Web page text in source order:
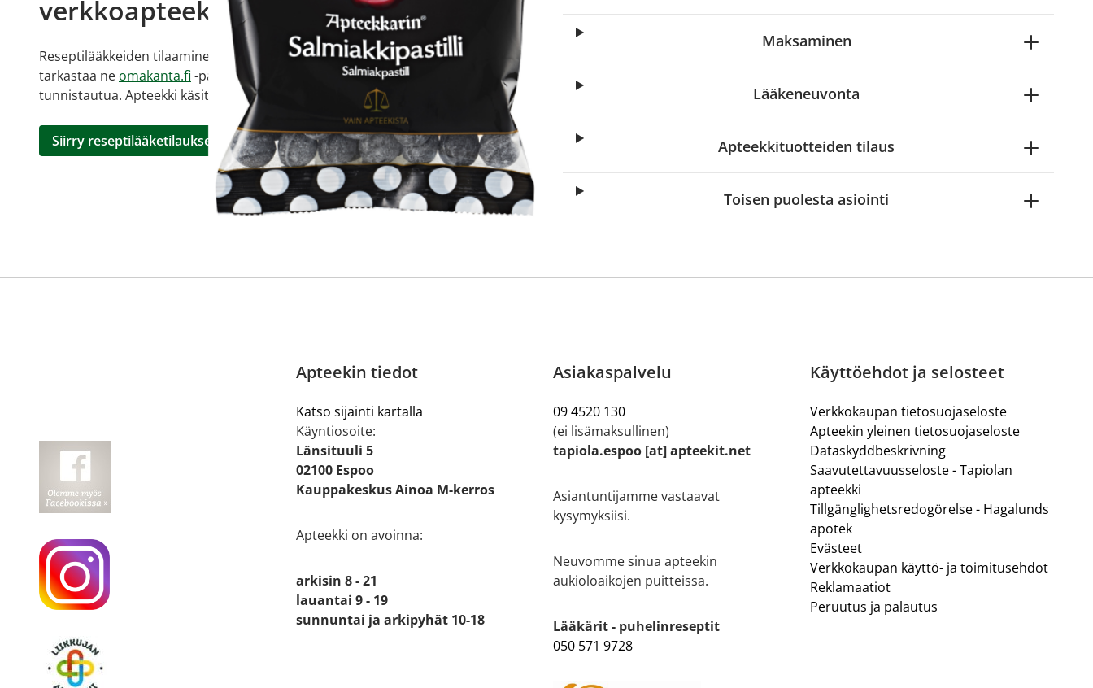
verkkoapteekista?
Reseptilääkkeiden tilaaminen edellyttää voimassa olevaa reseptiä, ja voit
tarkastaa ne omakanta.fi -palvelusta. Tilausta varten sinun pitää ensin
tunnistautua. Apteekki käsittelee tilauksesi, jonka jälkeen voit maksaa ostoksesi.
Siirry reseptilääketilaukseen
Maksaminen
Lääkeneuvonta
Apteekkituotteiden tilaus
Toisen puolesta asiointi
Apteekin tiedot
Katso sijainti kartalla
Käyntiosoite:
Länsituuli 5
02100 Espoo
Kauppakeskus Ainoa M-kerros
Apteekki on avoinna:
arkisin 8 - 21
lauantai 9 - 19
sunnuntai ja arkipyhät 10-18
Asiakaspalvelu
09 4520 130
(ei lisämaksullinen)
tapiola.espoo [at] apteekit.net
Asiantuntijamme vastaavat
kysymyksiisi.
Neuvomme sinua apteekin
aukioloaikojen puitteissa.
Lääkärit - puhelinreseptit
050 571 9728
Käyttöehdot ja selosteet
Verkkokaupan tietosuojaseloste
Apteekin yleinen tietosuojaseloste
Dataskyddbeskrivning
Saavutettavuusseloste - Tapiolan
apteekki
Tillgänglighetsredogörelse - Hagalunds
apotek
Evästeet
Verkkokaupan käyttö- ja toimitusehdot
Reklamaatiot
Peruutus ja palautus